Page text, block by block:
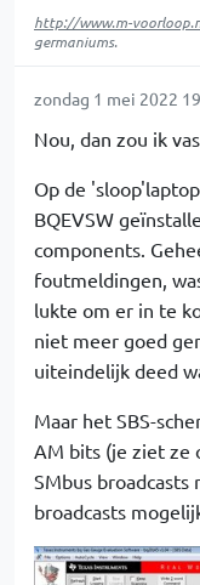
http://www.m-
germaniums.
zondag 1 mei 2022
Nou, dan zou ik
Op de
BQEVSW
components.
foutmeldingen,
lukte om er in te
niet meer goed
uiteindelijk deed
Maar het SBS-
AM bits (je ziet ze
SMbus
broadcasts